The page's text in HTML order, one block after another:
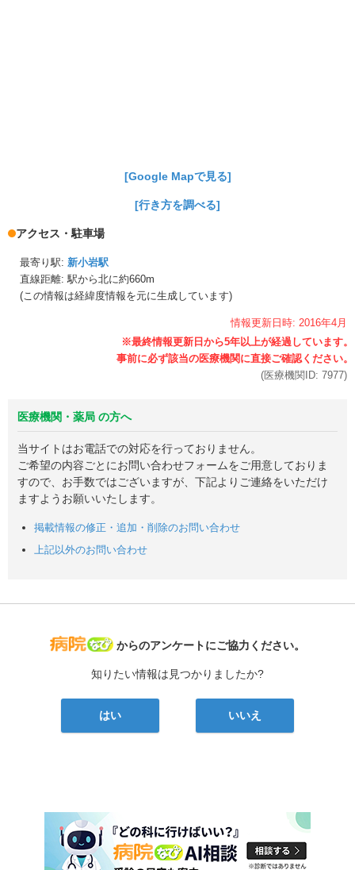
[Google Mapで見る]
[行き方を調べる]
アクセス・駐車場
最寄り駅: 新小岩駅
直線距離: 駅から北に約660m
(この情報は経緯度情報を元に生成しています)
情報更新日時: 2016年4月
(医療機関ID: 7977)
医療機関・薬局 の方へ
当サイトはお電話での対応を行っておりません。
ご希望の内容ごとにお問い合わせフォームをご用意しておりま
すので、お手数ではございますが、下記よりご連絡をいただけ
ますようお願いいたします。
掲載情報の修正・追加・削除のお問い合わせ
上記以外のお問い合わせ
病院なび
からのアンケートにご協力ください。
知りたい情報は見つかりましたか?
はい いいえ